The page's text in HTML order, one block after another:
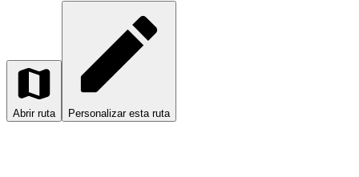
Abrir ruta Personalizar esta ruta